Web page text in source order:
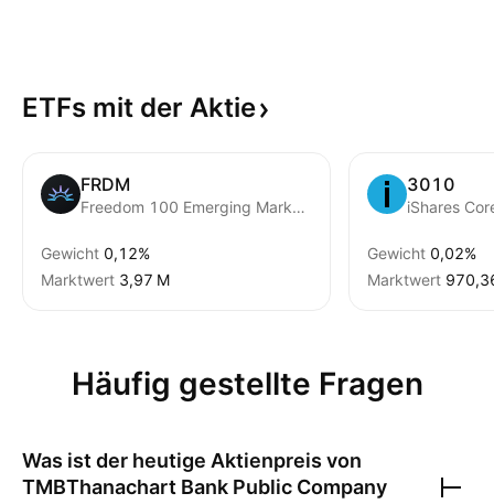
ETFs mit der Aktie
FRDM
Freedom 100 Emerging Markets ETF
Gewicht 0,12%
Marktwert ‪3,97 M‬
3010
Gewicht 0,02%
Marktwert
Häufig gestellte Fragen
Was ist der heutige Aktienpreis von
TMBThanachart Bank Public Company